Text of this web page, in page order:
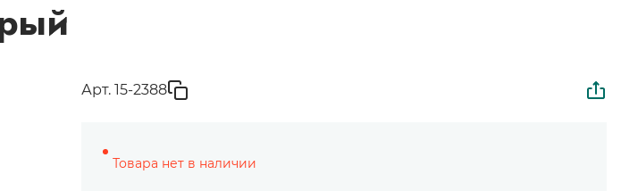
Арт. 15-2388
Товара нет в наличии